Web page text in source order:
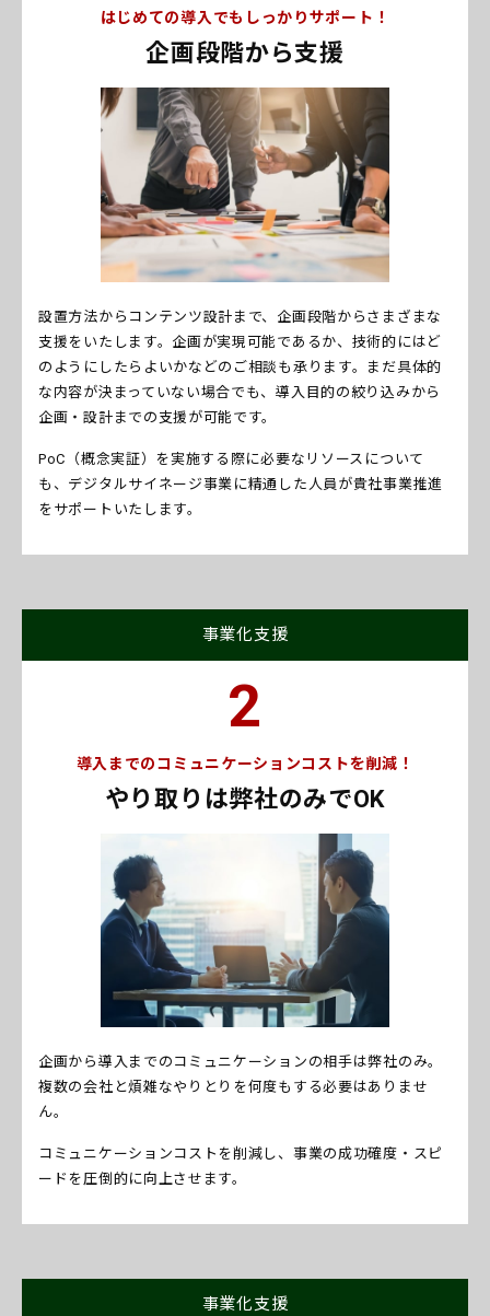
はじめての導入でもしっかりサポート！
企画段階から支援
設置方法からコンテンツ設計まで、企画段階からさまざまな
支援をいたします。企画が実現可能であるか、技術的にはど
のようにしたらよいかなどのご相談も承ります。まだ具体的
な内容が決まっていない場合でも、導入目的の絞り込みから
企画・設計までの支援が可能です。
PoC（概念実証）を実施する際に必要なリソースについて
も、デジタルサイネージ事業に精通した人員が貴社事業推進
をサポートいたします。
事業化支援
2
導入までのコミュニケーションコストを削減！
やり取りは弊社のみでOK
企画から導入までのコミュニケーションの相手は弊社のみ。
複数の会社と煩雑なやりとりを何度もする必要はありませ
ん。
コミュニケーションコストを削減し、事業の成功確度・スピ
ードを圧倒的に向上させます。
事業化支援